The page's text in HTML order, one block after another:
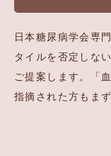
日本糖尿病学会専
タイルを否定しな
ご提案します。「
指摘された方もま